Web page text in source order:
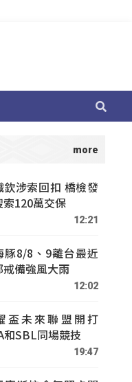
欽涉索回扣 橋檢發
索120萬交保
12:21
豚8/8、9離台最近
戒備強風大雨
12:02
盃未來聯盟開打
和SBL同場競技
19:47